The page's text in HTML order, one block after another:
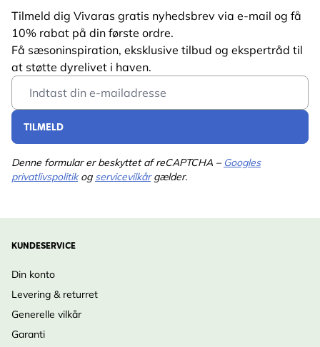
Tilmeld dig Vivaras gratis nyhedsbrev via e-mail og få
10% rabat på din første ordre.
Få sæsoninspiration, eksklusive tilbud og ekspertråd til
at støtte dyrelivet i haven.
Email Address
TILMELD
Denne formular er beskyttet af reCAPTCHA – Googles
privatlivspolitikog servicevilkårgælder.
KUNDESERVICE
Din konto
Levering & returret
Generelle vilkår
Garanti